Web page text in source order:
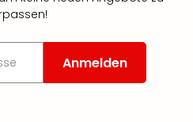
Anmelden